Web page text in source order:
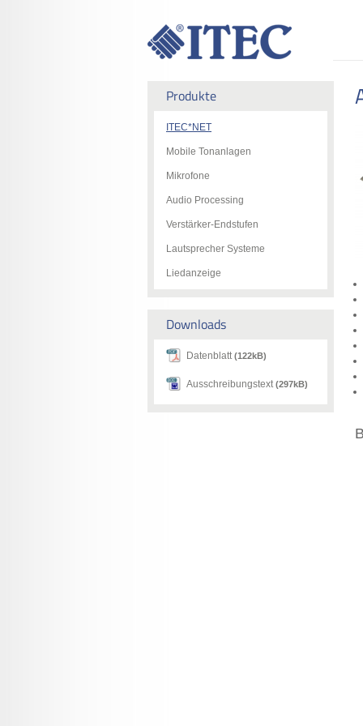
Produkte
ITEC*NET
Mobile Tonanlagen
Mikrofone
Audio Processing
Verstärker-Endstufen
Lautsprecher Systeme
Liedanzeige
Downloads
Datenblatt (122kB)
Ausschreibungstext(297kB)